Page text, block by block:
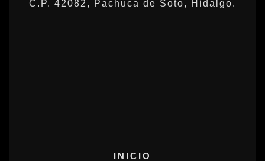
C.P. 42082, Pachuca de Soto, Hidalgo.
INICIO